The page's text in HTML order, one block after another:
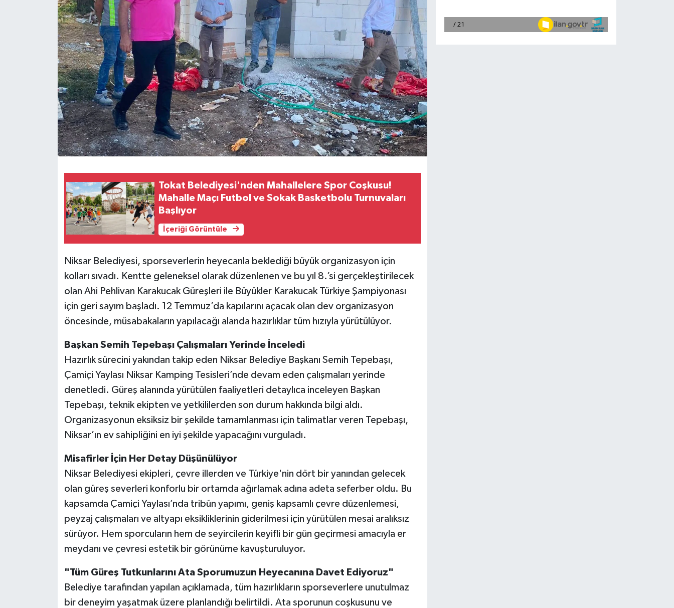
Tokat Belediyesi'nden Mahallelere Spor Coşkusu!
Mahalle Maçı Futbol ve Sokak Basketbolu Turnuvaları
Başlıyor
İçeriği Görüntüle
Niksar Belediyesi, sporseverlerin heyecanla beklediği büyük organizasyon için
kolları sıvadı. Kentte geleneksel olarak düzenlenen ve bu yıl 8.’si gerçekleştirilecek
olan Ahi Pehlivan Karakucak Güreşleri ile Büyükler Karakucak Türkiye Şampiyonası
için geri sayım başladı. 12 Temmuz’da kapılarını açacak olan dev organizasyon
öncesinde, müsabakaların yapılacağı alanda hazırlıklar tüm hızıyla yürütülüyor.
Başkan Semih Tepebaşı Çalışmaları Yerinde İnceledi
Hazırlık sürecini yakından takip eden Niksar Belediye Başkanı Semih Tepebaşı,
Çamiçi Yaylası Niksar Kamping Tesisleri’nde devam eden çalışmaları yerinde
denetledi. Güreş alanında yürütülen faaliyetleri detaylıca inceleyen Başkan
Tepebaşı, teknik ekipten ve yetkililerden son durum hakkında bilgi aldı.
Organizasyonun eksiksiz bir şekilde tamamlanması için talimatlar veren Tepebaşı,
Niksar’ın ev sahipliğini en iyi şekilde yapacağını vurguladı.
Misafirler İçin Her Detay Düşünülüyor
Niksar Belediyesi ekipleri, çevre illerden ve Türkiye'nin dört bir yanından gelecek
olan güreş severleri konforlu bir ortamda ağırlamak adına adeta seferber oldu. Bu
kapsamda Çamiçi Yaylası’nda tribün yapımı, geniş kapsamlı çevre düzenlemesi,
peyzaj çalışmaları ve altyapı eksikliklerinin giderilmesi için yürütülen mesai aralıksız
sürüyor. Hem sporcuların hem de seyircilerin keyifli bir gün geçirmesi amacıyla er
meydanı ve çevresi estetik bir görünüme kavuşturuluyor.
"Tüm Güreş Tutkunlarını Ata Sporumuzun Heyecanına Davet Ediyoruz"
Belediye tarafından yapılan açıklamada, tüm hazırlıkların sporseverlere unutulmaz
bir deneyim yaşatmak üzere planlandığı belirtildi. Ata sporunun coşkusunu ve
Ekonomi
Tokat Haber